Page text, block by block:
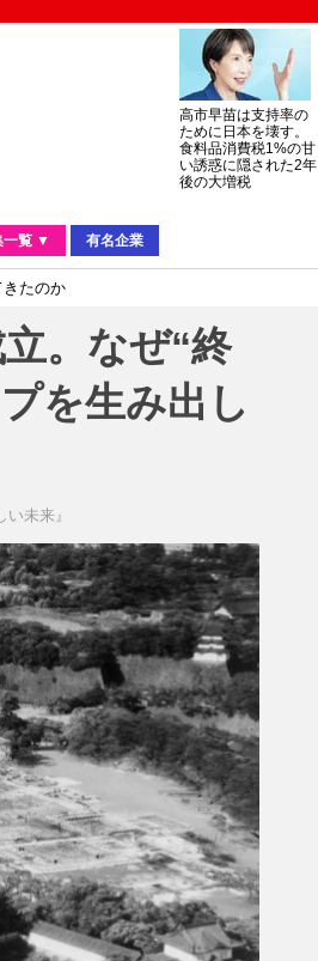
高市早苗は支持率の
ために日本を壊す。
食料品消費税1%の甘
い誘惑に隠された2年
後の大増税
一覧 ▼ 有名企業
きたのか
。なぜ“終
を生み出し
未来』